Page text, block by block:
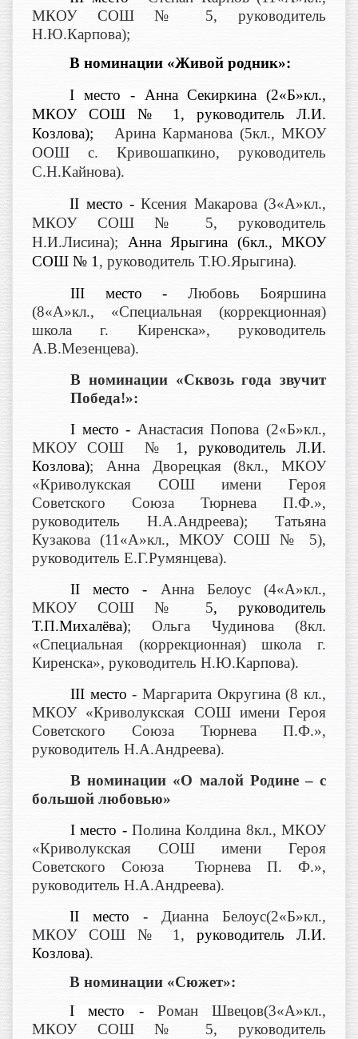
МКОУ СОШ № 5, руководитель
Н.Ю.Карпова);
В номинации «Живой родник»:
I место - Анна Секиркина (2«Б»кл.,
МКОУ СОШ № 1, руководитель Л.И.
Козлова); Арина Карманова (5кл., МКОУ
ООШ с. Кривошапкино, руководитель
С.Н.Кайнова).
II место -Ксения Макарова (3«А»кл.,
МКОУ СОШ № 5, руководитель
Н.И.Лисина); Анна Ярыгина (6кл., МКОУ
СОШ № 1 , руководитель Т.Ю.Ярыгина).
III место - Любовь Бояршина
(8«А»кл., «Специальная (коррекционная)
школа г. Киренска», руководитель
А.В.Мезенцева).
В номинации «Сквозь года звучит
Победа!»:
I место - Анастасия Попова (2«Б»кл.,
МКОУ СОШ № 1 , руководитель Л.И.
Козлова); Анна Дворецкая (8кл., МКОУ
«Криволукская СОШ имени Героя
Советского Союза Тюрнева П.Ф.»,
руководитель Н.А.Андреева); Татьяна
Кузакова (11«А»кл., МКОУ СОШ № 5),
руководитель Е.Г.Румянцева).
II место - Анна Белоус (4«А»кл.,
МКОУ СОШ № 5, руководитель
Т.П.Михалёва); Ольга Чудинова (8кл.
«Специальная (коррекционная) школа г.
Киренска», руководитель Н.Ю.Карпова).
III место- Маргарита Округина (8 кл.,
МКОУ «Криволукская СОШ имени Героя
Советского Союза Тюрнева П.Ф.»,
руководитель Н.А.Андреева).
В номинации «О малой Родине – с
большой любовью»
I место - Полина Колдина 8кл., МКОУ
«Криволукская СОШ имени Героя
Советского Союза Тюрнева П. Ф.»,
руководитель Н.А.Андреева).
II место - Дианна Белоус(2«Б»кл.,
МКОУ СОШ № 1, руководитель Л.И.
Козлова).
В номинации «Сюжет»:
I место - Роман Швецов(3«А»кл.,
МКОУ СОШ № 5, руководитель